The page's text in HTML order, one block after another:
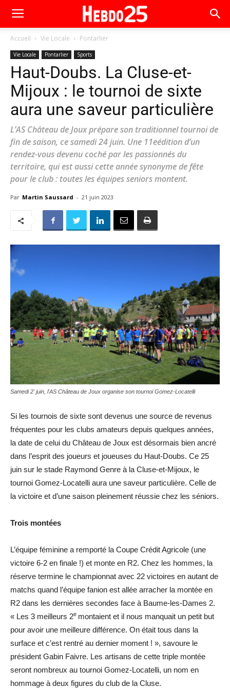
Accueil Vie Locale Pontarlier
Vie Locale Pontarlier Sports
Haut-Doubs. La Cluse-et-
Mijoux : le tournoi de sixte
aura une saveur particulière
L’AS Château de Joux prépare son traditionnel tournoi de
fin de saison, ce samedi 24 juin. Une 11eédition d’un
rendez-vous devenu coché par les passionnés du
territoire, qui est aussi cette année synonyme de fête
pour le club : toutes les équipes seniors montent.
Par Martin Saussard - 21 juin 2023
Samedi 2' juin, l'AS Château de Joux organise son tournoi Gomez-Locatelli
Si les tournois de sixte sont devenus une source de revenus
fréquentes pour les clubs amateurs depuis quelques années,
la date de celui du Château de Joux est désormais bien ancré
dans l’esprit des joueurs et joueuses du Haut-Doubs. Ce 25
juin sur le stade Raymond Genre à la Cluse-et-Mijoux, le
tournoi Gomez-Locatelli aura une saveur particulière. Celle de
la victoire et d’une saison pleinement réussie chez les séniors.
Trois montées
L’équipe féminine a remporté la Coupe Crédit Agricole (une
victoire 6-2 en finale !) et monte en R2. Chez les hommes, la
réserve termine le championnat avec 22 victoires en autant de
matchs quand l’équipe fanion est allée arracher la montée en
R2 dans les dernières secondes face à Baume-les-Dames 2.
« Les 3 meilleurs 2e montaient et il nous manquait un petit but
pour avoir une meilleure différence. On était tous dans la
surface et c’est rentré au dernier moment ! », savoure le
président Gabin Faivre. Les artisans de cette triple montée
seront nombreux au tournoi Gomez-Locatelli, un nom en
hommage à deux figures du club de la Cluse.